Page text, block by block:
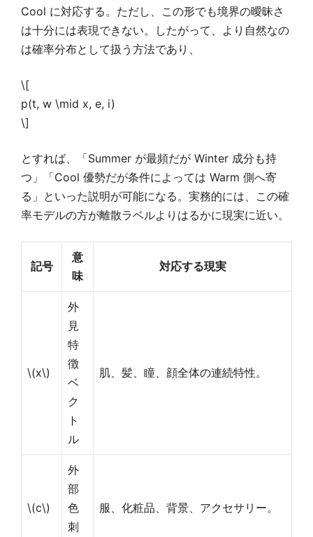
Cool に対応する。ただし、この形でも境界の曖昧さ
は十分には表現できない。したがって、より自然なの
は確率分布として扱う方法であり、
\[
p(t, w \mid x, e, i)
\]
とすれば、「Summer が最頻だが Winter 成分も持
つ」「Cool 優勢だが条件によっては Warm 側へ寄
る」といった説明が可能になる。実務的には、この確
率モデルの方が離散ラベルよりはるかに現実に近い。
記号
意
味
対応する現実
\(x\)
外
見
特
徴
ベ
ク
ト
ル
肌、髪、瞳、顔全体の連続特性。
\(c\)
外
部
色
刺
服、化粧品、背景、アクセサリー。